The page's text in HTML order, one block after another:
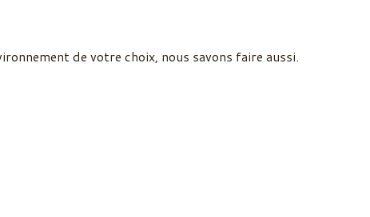
de votre choix, nous savons faire aussi.